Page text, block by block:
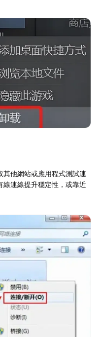
他網站或應用程式測試連
連線提升穩定性，或靠近